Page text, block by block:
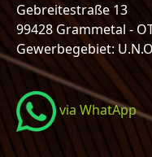
Gebreitestraße 13
99428 Grammetal -
Gewerbegebiet:
via WhatApp